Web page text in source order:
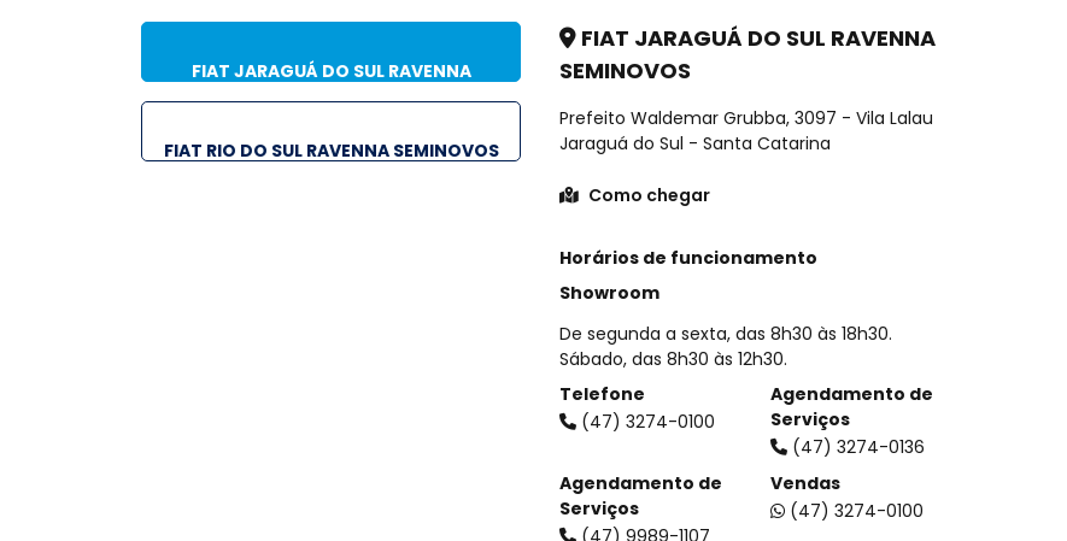
FIAT JARAGUÁ DO SUL RAVENNA
FIAT RIO DO SUL RAVENNA SEMINOVOS
FIAT JARAGUÁ DO SUL RAVENNA
SEMINOVOS
Prefeito Waldemar Grubba, 3097 - Vila Lalau
Jaraguá do Sul - Santa Catarina
Como chegar
Horários de funcionamento
Showroom
De segunda a sexta, das 8h30 às 18h30.
Sábado, das 8h30 às 12h30.
Telefone
(47) 3274-0100
Agendamento de
Serviços
(47) 3274-0136
Agendamento de
Serviços
(47) 9989-1107
Vendas
(47) 3274-0100